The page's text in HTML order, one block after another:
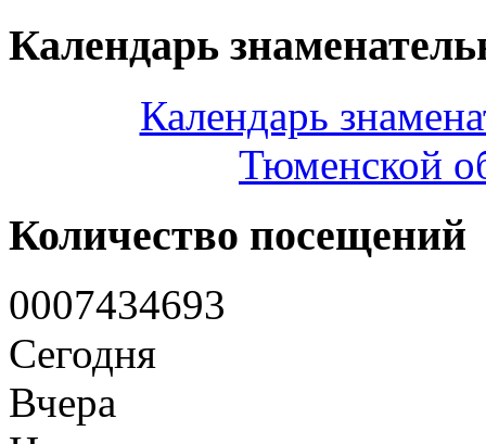
Календарь
Календарь
Тюменской
Количество посещений
0007434693
Сегодня
Вчера